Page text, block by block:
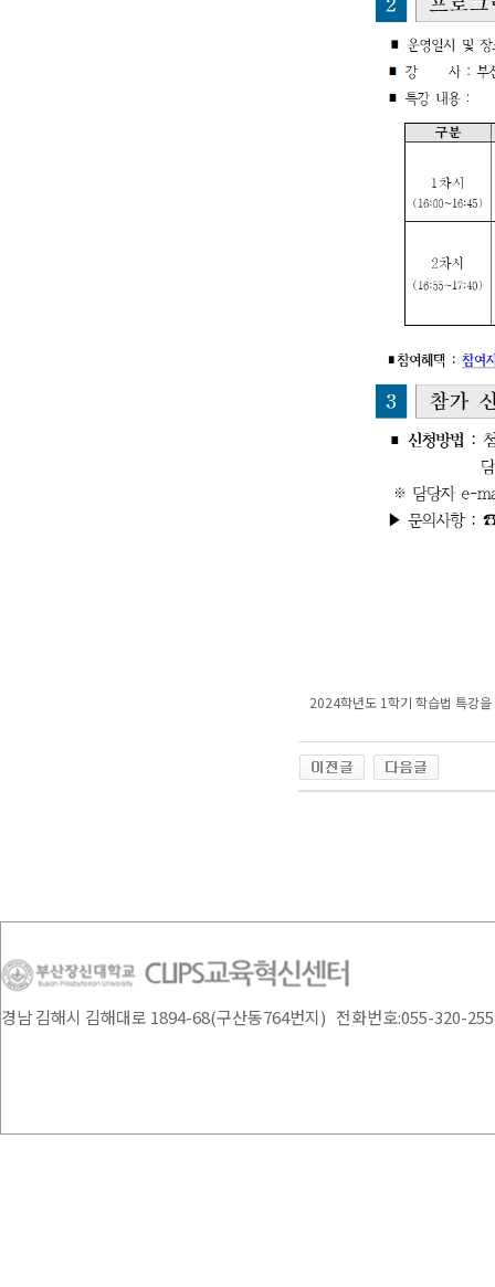
2024학년도 1학기 학습법 특강
경남 김해시 김해대로 1894-68(구산동764번지) 전화번호:055-320-